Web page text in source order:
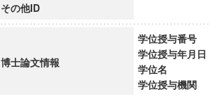
その他ID
博士論文情報
学位授与番号
学位授与年月日
学位名
学位授与機関